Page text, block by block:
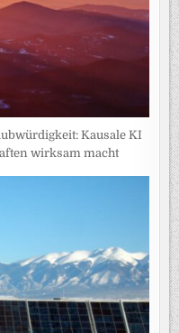
Kausale KI
wirksam macht